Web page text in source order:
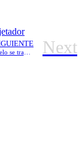
Una hermosa modelo se transforma en anorexia Next